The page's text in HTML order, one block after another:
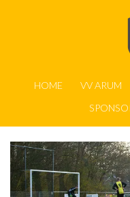
HOME VV ARUM